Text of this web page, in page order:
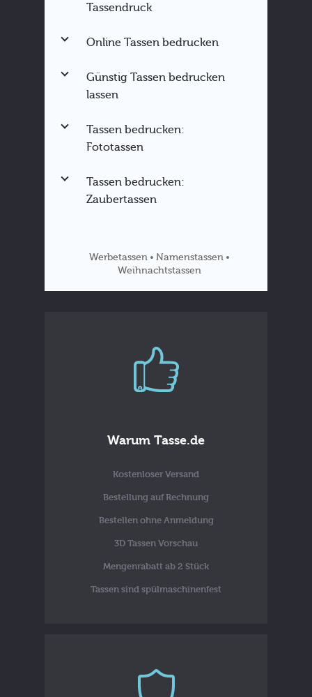
Tassendruck
Online Tassen bedrucken
Günstig Tassen bedrucken
lassen
Tassen bedrucken:
Fototassen
Tassen bedrucken:
Zaubertassen
Werbetassen • Namenstassen •
Weihnachtstassen
Warum Tasse.de
Kostenloser Versand
Bestellung auf Rechnung
Bestellen ohne Anmeldung
3D Tassen Vorschau
Mengenrabatt ab 2 Stück
Tassen sind spülmaschinenfest